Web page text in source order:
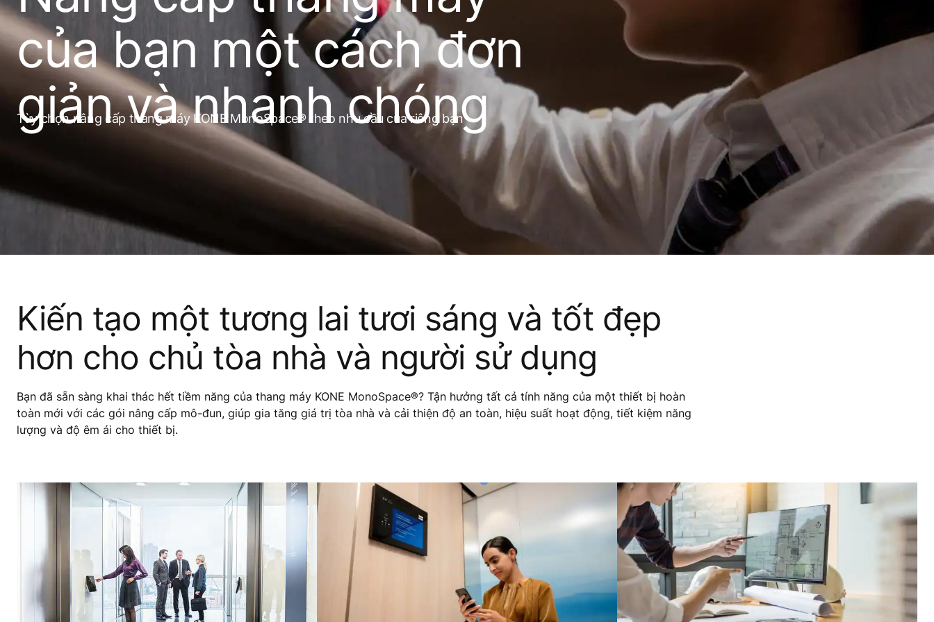
của bạn một cách đơn
giản và nhanh chóng
Tùy chọn nâng cấp thang máy KONE MonoSpace® theo nhu cầu của riêng bạn
Kiến tạo một tương lai tươi sáng và tốt đẹp
hơn cho chủ tòa nhà và người sử dụng
Bạn đã sẵn sàng khai thác hết tiềm năng của thang máy KONE MonoSpace®? Tận hưởng tất cả tính năng của một thiết bị hoàn
toàn mới với các gói nâng cấp mô-đun, giúp gia tăng giá trị tòa nhà và cải thiện độ an toàn, hiệu suất hoạt động, tiết kiệm năng
lượng và độ êm ái cho thiết bị.